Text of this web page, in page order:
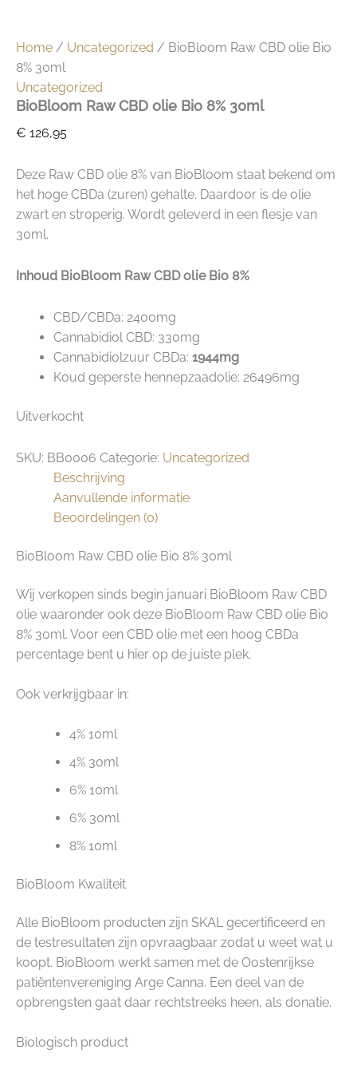
Home / Uncategorized / BioBloom Raw CBD olie Bio
8% 30ml
Uncategorized
BioBloom Raw CBD olie Bio 8% 30ml
€ 126,95
Deze Raw CBD olie 8% van BioBloom staat bekend om
het hoge CBDa (zuren) gehalte. Daardoor is de olie
zwart en stroperig. Wordt geleverd in een flesje van
30ml.
Inhoud BioBloom Raw CBD olie Bio 8%
CBD/CBDa: 2400mg
Cannabidiol CBD: 330mg
Cannabidiolzuur CBDa: 1944mg
Koud geperste hennepzaadolie: 26496mg
Uitverkocht
SKU: BB0006 Categorie: Uncategorized
Beschrijving
Aanvullende informatie
Beoordelingen (0)
BioBloom Raw CBD olie Bio 8% 30ml
Wij verkopen sinds begin januari BioBloom Raw CBD
olie waaronder ook deze BioBloom Raw CBD olie Bio
8% 30ml. Voor een CBD olie met een hoog CBDa
percentage bent u hier op de juiste plek.
Ook verkrijgbaar in:
4% 10ml
4% 30ml
6% 10ml
6% 30ml
8% 10ml
BioBloom Kwaliteit
Alle BioBloom producten zijn SKAL gecertificeerd en
de testresultaten zijn opvraagbaar zodat u weet wat u
koopt. BioBloom werkt samen met de Oostenrijkse
patiëntenvereniging Arge Canna. Een deel van de
opbrengsten gaat daar rechtstreeks heen, als donatie.
Biologisch product